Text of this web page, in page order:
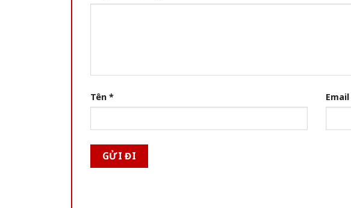
Tên * Email